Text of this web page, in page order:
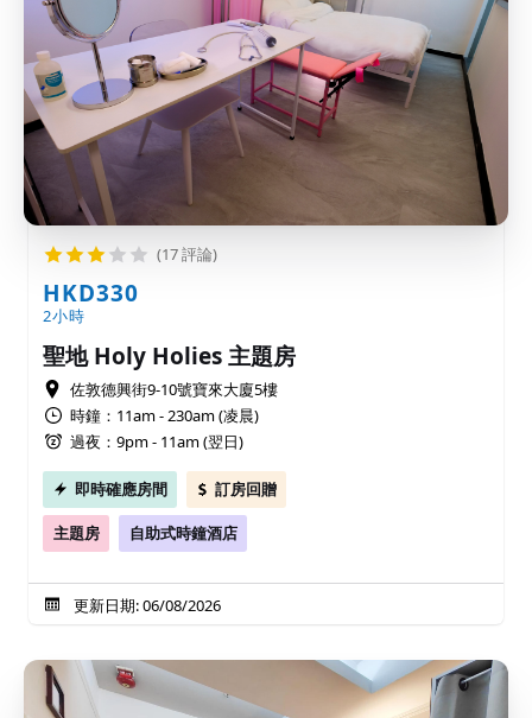
(17 評論)
HKD330
2小時
聖地 Holy Holies 主題房
佐敦德興街9-10號寶來大廈5樓
時鐘：11am - 230am (凌晨)
過夜：9pm - 11am (翌日)
即時確應房間 訂房回贈
主題房 自助式時鐘酒店
更新日期: 06/08/2026